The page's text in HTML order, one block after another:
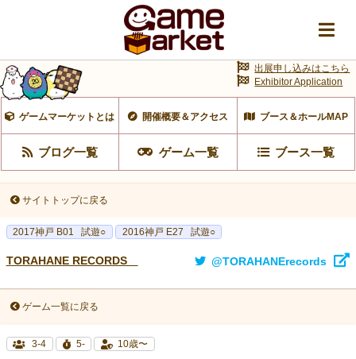
ゲームマーケットとは 開催概要＆アクセス ブース＆ホールMAP
ブログ一覧 ゲーム一覧 ブース一覧
出展申し込みはこちら
Exhibitor Application
サイトトップに戻る
2017神戸 B01 試遊○ 2016神戸 E27 試遊○
TORAHANE RECORDS @TORAHANErecords
ゲーム一覧に戻る
3-4 5- 10歳〜